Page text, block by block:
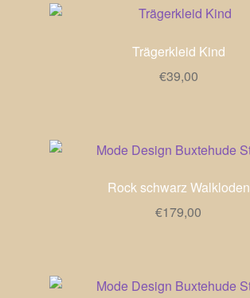
Trägerkleid Kind
€39,00
Rock schwarz Walkloden
€179,00